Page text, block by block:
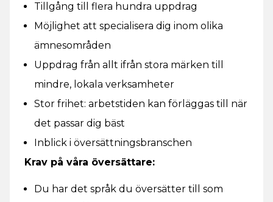
Tillgång till flera hundra uppdrag
Möjlighet att specialisera dig inom olika
ämnesområden
Uppdrag från allt ifrån stora märken till
mindre, lokala verksamheter
Stor frihet: arbetstiden kan förläggas till när
det passar dig bäst
Inblick i översättningsbranschen
Krav på våra översättare:
Du har det språk du översätter till som